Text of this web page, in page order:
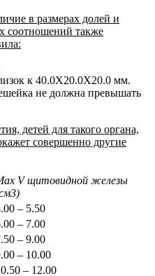
в размерах долей и
соотношений также
к 40.0Х20.0Х20.0 мм.
не должна превышать
детей для такого органа,
совершенно другие
V щитовидной железы
– 5.50
– 7.00
– 9.00
– 10.00
– 12.00